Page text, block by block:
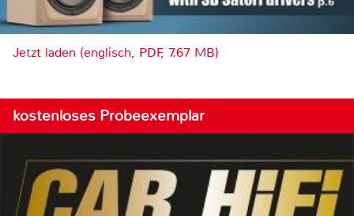
Jetzt laden (englisch, PDF, 7.67 MB)
kostenloses Probeexemplar